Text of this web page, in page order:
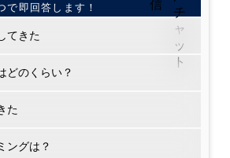
てきた
どのくらい？
た
ングは？